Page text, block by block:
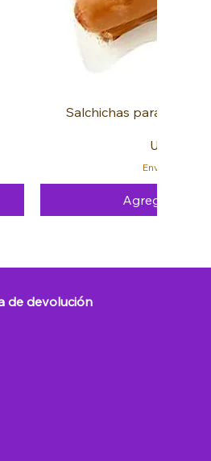
Salchichas para Hot
Precio
US$3.99
Envío Gratuito
Agregar al
de devolución